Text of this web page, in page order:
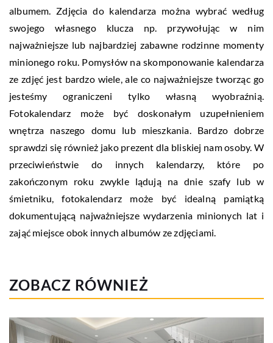
albumem. Zdjęcia do kalendarza można wybrać według
swojego własnego klucza np. przywołując w nim
najważniejsze lub najbardziej zabawne rodzinne momenty
minionego roku. Pomysłów na skomponowanie kalendarza
ze zdjęć jest bardzo wiele, ale co najważniejsze tworząc go
jesteśmy ograniczeni tylko własną wyobraźnią.
Fotokalendarz może być doskonałym uzupełnieniem
wnętrza naszego domu lub mieszkania. Bardzo dobrze
sprawdzi się również jako prezent dla bliskiej nam osoby. W
przeciwieństwie do innych kalendarzy, które po
zakończonym roku zwykle lądują na dnie szafy lub w
śmietniku, fotokalendarz może być idealną pamiątką
dokumentującą najważniejsze wydarzenia minionych lat i
zająć miejsce obok innych albumów ze zdjęciami.
ZOBACZ RÓWNIEŻ